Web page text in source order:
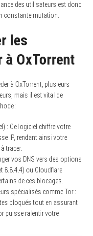
des utilisateurs est donc
constante mutation.
les
OxTorrent
à OxTorrent, plusieurs
mais il est vital de
:
: Ce logiciel chiffre votre
IP, rendant ainsi votre
tracer.
vos DNS vers des options
8.8.4.4) ou Cloudflare
de ces blocages.
spécialisés comme Tor :
bloqués tout en assurant
puisse ralentir votre